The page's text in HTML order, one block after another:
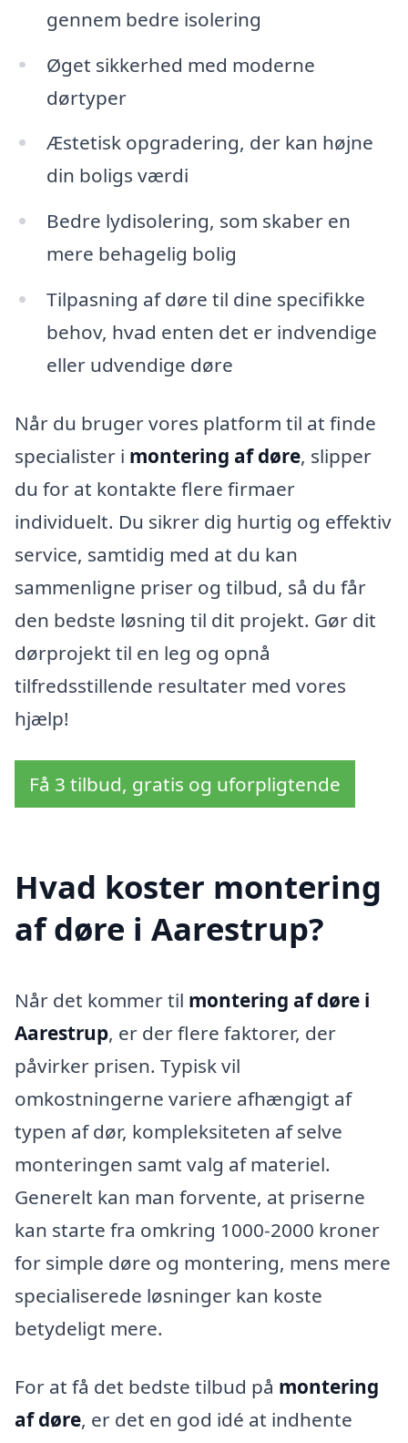
gennem bedre isolering
Øget sikkerhed med moderne
dørtyper
Æstetisk opgradering, der kan højne
din boligs værdi
Bedre lydisolering, som skaber en
mere behagelig bolig
Tilpasning af døre til dine specifikke
behov, hvad enten det er indvendige
eller udvendige døre
Når du bruger vores platform til at finde
specialister i montering af døre, slipper
du for at kontakte flere firmaer
individuelt. Du sikrer dig hurtig og effektiv
service, samtidig med at du kan
sammenligne priser og tilbud, så du får
den bedste løsning til dit projekt. Gør dit
dørprojekt til en leg og opnå
tilfredsstillende resultater med vores
hjælp!
Få 3 tilbud, gratis og uforpligtende
Hvad koster montering
af døre i Aarestrup?
Når det kommer til montering af døre i
Aarestrup, er der flere faktorer, der
påvirker prisen. Typisk vil
omkostningerne variere afhængigt af
typen af dør, kompleksiteten af selve
monteringen samt valg af materiel.
Generelt kan man forvente, at priserne
kan starte fra omkring 1000-2000 kroner
for simple døre og montering, mens mere
specialiserede løsninger kan koste
betydeligt mere.
For at få det bedste tilbud på montering
af døre, er det en god idé at indhente